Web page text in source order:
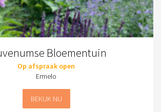
Bloementuin
Op afspraak open
Ermelo
BEKIJK NU